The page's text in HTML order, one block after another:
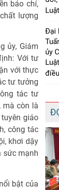
báo chí,
lượng
ủy, Giám
Với tư
với thực
tư tưởng
tác tư
mà còn là
giáo
công tác
khơi dậy
sức mạnh
bật của
Đại
ủy